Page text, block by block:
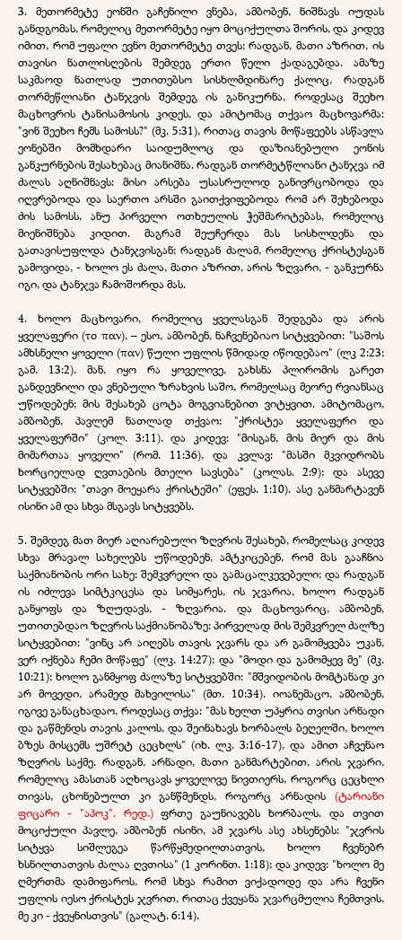
3. მეთორმეტე ეონში გაჩენილი ვნება, ამბობენ, ნიშნავს იუდას
განდგომას, რომელიც მეთორმეტე იყო მოციქულთა შორის, და კიდევ
იმით, რომ უფალი ევნო მეთორმეტე თვეს; რადგან, მათი აზრით, ის
თავისი ნათლისღების შემდეგ ერთი წელი ქადაგებდა. ამაზე
საკმაოდ ნათლად უთითებსო სისხლმდინარე ქალიც, რადგან
თორმეწლიანი ტანჯვის შემდეგ ის განიკურნა, როდესაც შეეხო
მაცხოვრის ტანისამოსის კიდეს, და ამიტომაც თქვაო მაცხოვარმა:
"ვინ შეეხო ჩემს სამოსს?" (მკ. 5:31), რითაც თავის მოწაფეებს ასწავლა
ეონებში მომხდარი საიდუმლოც და დაზიანებული ეონის
განკურნების შესახებაც მიანიშნა. რადგან თორმეტწლიანი ტანჯვა იმ
ძალას აღნიშნავს: მისი არსება უსასრულოდ განივრცობოდა და
იღვრებოდა და საერთო არსში გაითქვიფებოდა რომ არ შეხებოდა
ძის სამოსს, ანუ პირველი ოთხეულის ჭეშმარიტებას, რომელიც
მიენიშნება კიდით. მაგრამ შეუჩერდა მას სისხლდენა და
გათავისუფლდა ტანჯვისგან; რადგან ძალამ, რომელიც ქრისტესგან
გამოვიდა, - ხოლო ეს ძალა, მათი აზრით, არის ზღვარი, - განკურნა
იგი, და ტანჯვა ჩამოშორდა მას.
4. ხოლო მაცხოვარი, რომელიც ყველასგან შედგება და არის
ყველაფერი (το παν), – ესო, ამბობენ, ნაჩვენებიაო სიტყვებით: "საშოს
ამხსნელი ყოველი (παν) წული უფლის წმიდად იწოდებაო" (ლკ 2:23;
გამ. 13:2). მან, იყო რა ყოველივე, გახსნა პლირომის გარეთ
განდევნილი და ვნებული ზრახვის საშო, რომელსაც მეორე რვიანსაც
უწოდებენ; მის შესახებ ცოტა მოგვიანებით ვიტყვით. ამიტომაცო,
ამბობენ, პავლემ ნათლად თქვაო: "ქრისტეა ყველაფერი და
ყველაფერში" (კოლ. 3:11). და კიდევ: "მისგან, მის მიერ და მის
მიმართაა ყოველი" (რომ. 11:36), და კვლავ: "მასში მკვიდრობს
ხორციელად ღვთაების მთელი სავსება" (კოლას. 2:9); და ასევე
სიტყვებში: "თავი მოეყარა ქრისტეში" (ეფეს. 1:10). ასე განმარტავენ
ისინი ამ და სხვა მსგავს სიტყვებს.
5. შემდეგ მათ მიერ აღიარებული ზღვრის შესახებ, რომელსაც კიდევ
სხვა მრავალ სახელებს უწოდებენ, ამტკიცებენ, რომ მას გააჩნია
საქმიანობის ორი სახე: შემკვრელი და გამაცალკევებელი; და რადგან
ის იძლევა სიმტკიცესა და სიმყარეს, ის ჯვარია, ხოლო რადგან
განყოფს და ზღუდავს, - ზღვარია. და მაცხოვარიც, ამბობენ,
უთითებდაო ზღვრის საქმიანობაზე: პირველად მის შემკვრელ ძალზე
სიტყვებით: "ვინც არ აიღებს თავის ჯვარს და არ გამომყვება უკან,
ვერ იქნება ჩემი მოწაფე" (ლკ. 14:27); და "მოდი და გამომყევ მე" (მკ.
10:21); ხოლო განმყოფ ძალაზე სიტყვებში: "მშვიდობის მომტანად კი
არ მოვედი, არამედ მახვილისა" (მთ. 10:34). იოანემაცო, ამბობენ,
იგივე განაცხადაო, როდესაც თქვა: "მას ხელთ უპყრია თვისი არნადი
და გაწმენდს თავის კალოს, და შეინახავს ხორბალს ბეღელში, ხოლო
ბზეს მისცემს უშრეტ ცეცხლს" (იხ. ლკ. 3:16-17), და ამით აჩვენაო
ზღვრის საქმე. რადგან, არნადი, მათი განმარტებით, არის ჯვარი,
რომელიც ამასთან აღხოცავს ყოველივე ნივთიერს, როგორც ცეცხლი
თივას, ცხონებულთ კი განწმენდს, როგორც არნადის (ტარიანი
ფიცარი - "აპოკ". რედ.)ფრთე გაუნიავებს ხორბალს. და თვით
მოციქული პავლე, ამბობენ ისინი, ამ ჯვარს ასე ახსენებს: "ჯვრის
სიტყვა სიშლეგეა წარწყმედილთათვის, ხოლო ჩვენებრ
ხსნილთათვის ძალაა ღვთისა" (1 კორინთ. 1:18); და კიდევ: "ხოლო მე
ღმერთმა დამიფაროს, რომ სხვა რამით ვიქადოდე და არა ჩვენი
უფლის იესო ქრისტეს ჯვრით, რითაც ქვეყანა ჯვარცმულია ჩემთვის,
მე კი - ქვეყნისთვის" (გალატ. 6:14).